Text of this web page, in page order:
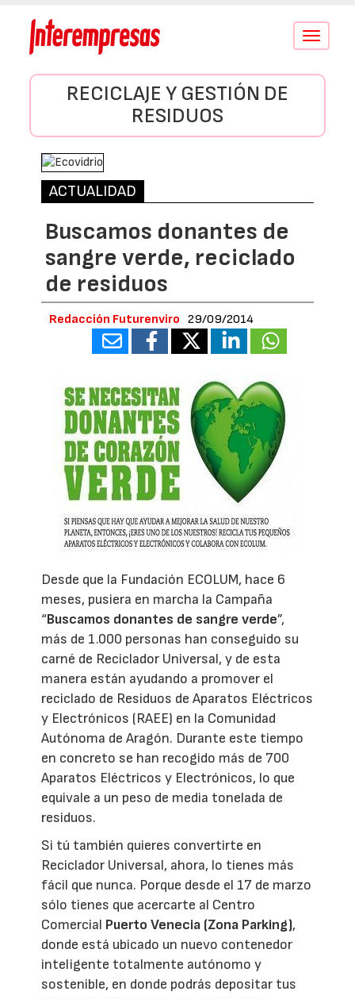
Conmutar
RECICLAJE Y GESTIÓN DE
RESIDUOS
ACTUALIDAD
Buscamos donantes de
sangre verde, reciclado
de residuos
Redacción Futurenviro 29/09/2014
Desde que la Fundación ECOLUM, hace 6
meses, pusiera en marcha la Campaña
“Buscamos donantes de sangre verde”,
más de 1.000 personas han conseguido su
carné de Reciclador Universal, y de esta
manera están ayudando a promover el
reciclado de Residuos de Aparatos Eléctricos
y Electrónicos (RAEE) en la Comunidad
Autónoma de Aragón. Durante este tiempo
en concreto se han recogido más de 700
Aparatos Eléctricos y Electrónicos, lo que
equivale a un peso de media tonelada de
residuos.
Si tú también quieres convertirte en
Reciclador Universal, ahora, lo tienes más
fácil que nunca. Porque desde el 17 de marzo
sólo tienes que acercarte al Centro
Comercial Puerto Venecia (Zona Parking),
donde está ubicado un nuevo contenedor
inteligente totalmente autónomo y
sostenible, en donde podrás depositar tus